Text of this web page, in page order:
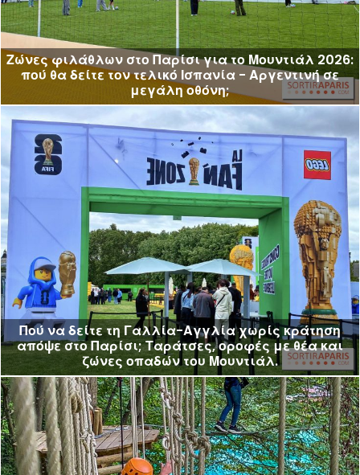
Ζώνες φιλάθλων στο Παρίσι για το Μουντιάλ 2026:
πού θα δείτε τον τελικό Ισπανία - Αργεντινή σε
μεγάλη οθόνη;
Πού να δείτε τη Γαλλία-Αγγλία χωρίς κράτηση
απόψε στο Παρίσι; Ταράτσες, οροφές με θέα και
ζώνες οπαδών του Μουντιάλ.